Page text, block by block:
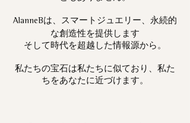
AlanneBは、スマートジュエリー、永続的
な創造性を提供します
そして時代を超越した情報源から。
私たちの宝石は私たちに似ており、私た
ちをあなたに近づけます。